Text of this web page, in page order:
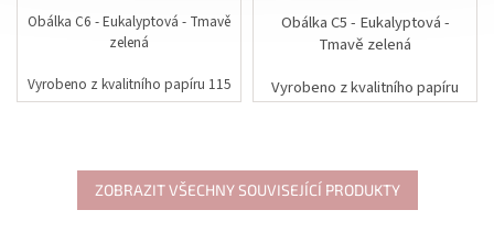
Obálka C6 - Eukalyptová - Tmavě
zelená
Vyrobeno z kvalitního papíru 115
g.
Obálka C5 - Eukalyptová -
Tmavě zelená
Vyrobeno z kvalitního papíru
115 g.
ZOBRAZIT VŠECHNY SOUVISEJÍCÍ PRODUKTY